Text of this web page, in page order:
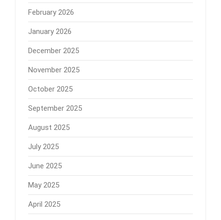
February 2026
January 2026
December 2025
November 2025
October 2025
September 2025
August 2025
July 2025
June 2025
May 2025
April 2025